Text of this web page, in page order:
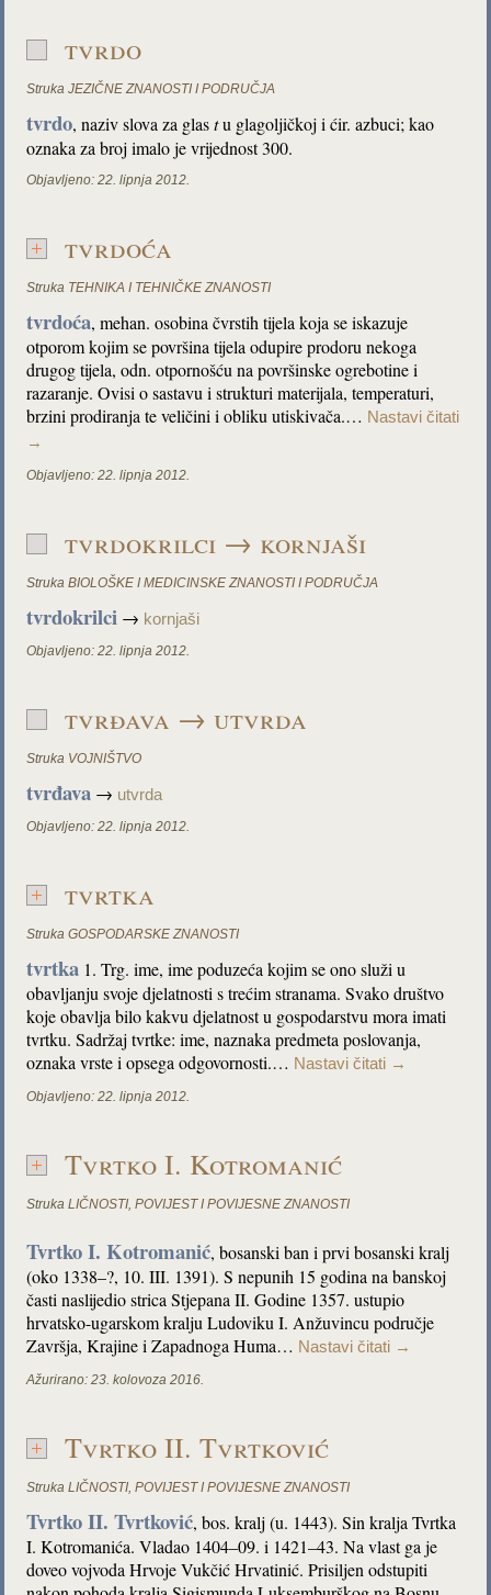
tvrdo
Struka JEZIČNE ZNANOSTI I PODRUČJA
tvrdo, naziv slova za glastu glagoljičkoj i ćir. azbuci; kao
oznaka za broj imalo je vrijednost 300.
Objavljeno: 22. lipnja 2012.
tvrdoća
Struka TEHNIKA I TEHNIČKE ZNANOSTI
tvrdoća, mehan. osobina čvrstih tijela koja se iskazuje
otporom kojim se površina tijela odupire prodoru nekoga
drugog tijela, odn. otpornošću na površinske ogrebotine i
razaranje. Ovisi o sastavu i strukturi materijala, temperaturi,
brzini prodiranja te veličini i obliku utiskivača.… Nastavi čitati
→
Objavljeno: 22. lipnja 2012.
tvrdokrilci → kornjaši
Struka BIOLOŠKE I MEDICINSKE ZNANOSTI I PODRUČJA
tvrdokrilci → kornjaši
Objavljeno: 22. lipnja 2012.
tvrđava → utvrda
Struka VOJNIŠTVO
tvrđava → utvrda
Objavljeno: 22. lipnja 2012.
tvrtka
Struka GOSPODARSKE ZNANOSTI
tvrtka 1. Trg. ime, ime poduzeća kojim se ono služi u
obavljanju svoje djelatnosti s trećim stranama. Svako društvo
koje obavlja bilo kakvu djelatnost u gospodarstvu mora imati
tvrtku. Sadržaj tvrtke: ime, naznaka predmeta poslovanja,
oznaka vrste i opsega odgovornosti.… Nastavi čitati →
Objavljeno: 22. lipnja 2012.
Tvrtko I. Kotromanić
Struka LIČNOSTI,POVIJEST I POVIJESNE ZNANOSTI
Tvrtko I. Kotromanić, bosanski ban i prvi bosanski kralj
(oko 1338–?, 10. III. 1391). S nepunih 15 godina na banskoj
časti naslijedio strica Stjepana II. Godine 1357. ustupio
hrvatsko-ugarskom kralju Ludoviku I. Anžuvincu područje
Završja, Krajine i Zapadnoga Huma… Nastavi čitati →
Ažurirano: 23. kolovoza 2016.
Tvrtko II. Tvrtković
Struka LIČNOSTI,POVIJEST I POVIJESNE ZNANOSTI
Tvrtko II. Tvrtković, bos. kralj (u. 1443). Sin kralja Tvrtka
I. Kotromanića. Vladao 1404–09. i 1421–43. Na vlast ga je
doveo vojvoda Hrvoje Vukčić Hrvatinić. Prisiljen odstupiti